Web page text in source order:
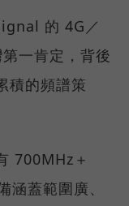
的 4G／
一肯定，背後
積的頻譜策
700MHz＋
蓋範圍廣、